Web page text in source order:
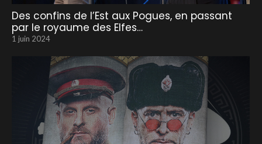
Des confins de l’Est aux Pogues, en passant
par le royaume des Elfes…
1 juin 2024